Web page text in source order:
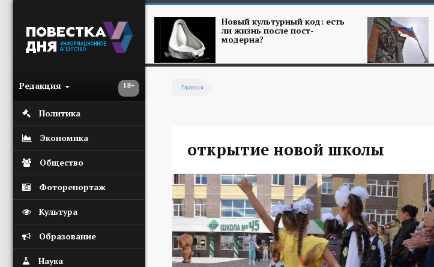
18+
Редакция
Политика
Экономика
Общество
Фоторепортаж
Культура
Образование
Наука
Новый культурный код: есть
ли жизнь после пост-
модерна?
Главная
открытие новой школы